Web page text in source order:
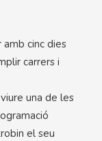
cinc dies
carrers i
una de les
el seu